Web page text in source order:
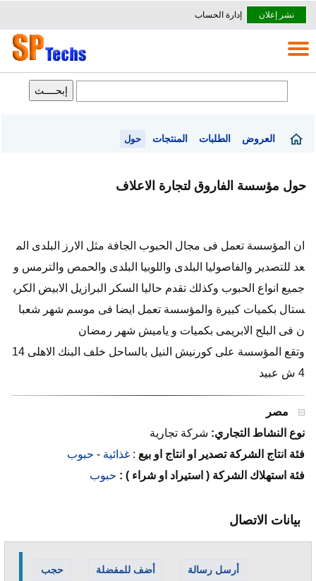
نشر إعلان إدارة الحساب
العروض الطلبات المنتجات حول
حول مؤسسة الفاروق لتجارة الاعلاف
ان المؤسسة تعمل فى مجال الحبوب الجافة مثل الارز البلدى الم
عد للتصدير والفاصوليا البلدى واللوبيا البلدى والحمص والترمس و
جميع انواع الحبوب وكذلك تقدم حاليا السكر البرازيل الابيض الكري
ستال بكميات كبيرة والمؤسسة تعمل ايضا فى موسم شهر شعبا
ن فى البلح الابريمى بكميات و ياميش شهر رمضان
وتقع المؤسسة على كورنيش النيل بالساحل خلف البنك الاهلى 14
4 ش عبيد
مصر
نوع النشاط التجاري: شركة تجارية
فئة انتاج الشركة تصدير او انتاج او بيع : غذائية - حبوب
فئة استهلاك الشركة ( استيراد او شراء ) : حبوب
بيانات الاتصال
حجب أضف للمفضلة أرسل رسالة